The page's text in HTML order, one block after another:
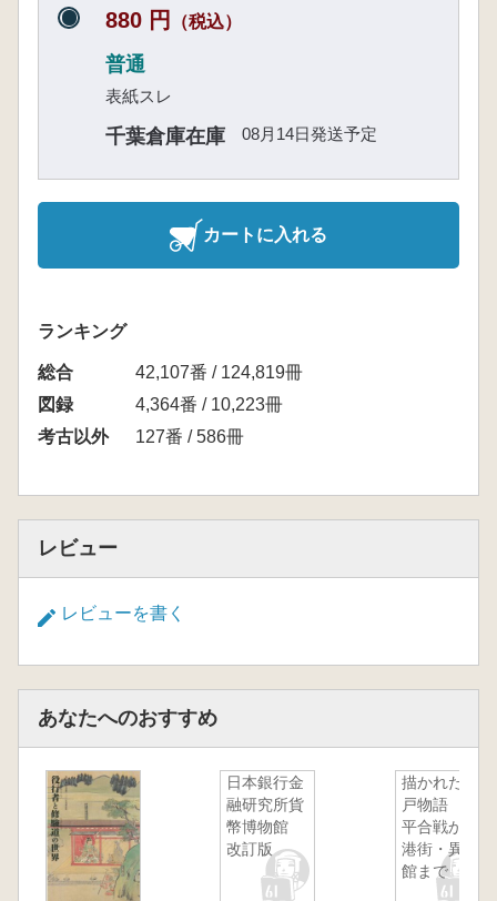
880 円 （税込）
普通
表紙スレ
千葉倉庫在庫 08月14日発送予定
カートに入れる
ランキング
総合
42,107番 / 124,819冊
図録
4,364番 / 10,223冊
考古以外
127番 / 586冊
レビュー
レビューを書く
あなたへのおすすめ
日本銀行金
融研究所貨
幣博物館
改訂版
描かれた神
戸物語 源
平合戦から
港街・異人
館まで